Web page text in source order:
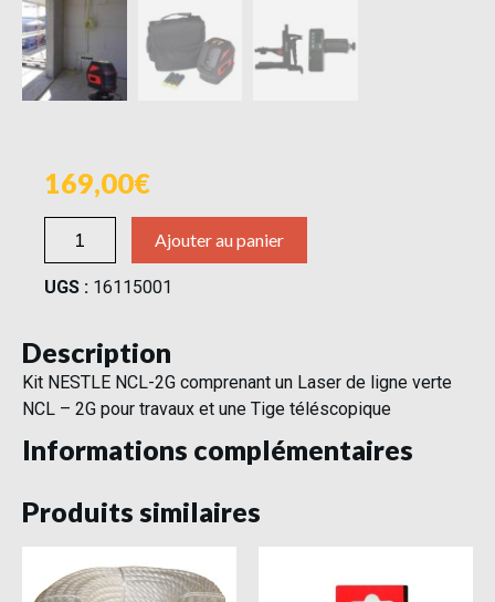
169,00
Ajouter au panier
UGS : 16115001
Description
Kit NESTLE NCL-2G comprenant un Laser de ligne verte
NCL – 2G pour travaux et une Tige téléscopique
Informations complémentaires
Produits similaires